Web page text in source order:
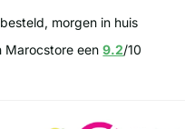
morgen in huis
Marocstore een9.2/10